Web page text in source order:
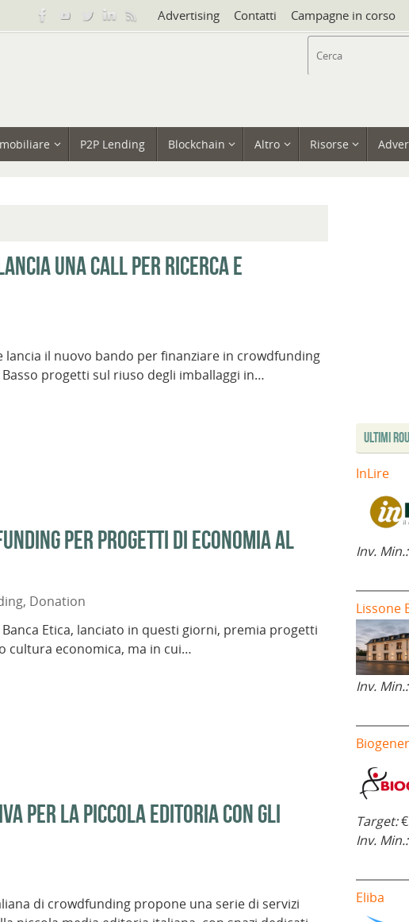
Advertising Contatti Campagne in corso
P2P Lending Blockchain Altro Risorse
una call per ricerca e
lancia il nuovo bando per finanziare in crowdfunding
progetti sul riuso degli imballaggi in…
per progetti di economia al
, Donation
Etica, lanciato in questi giorni, premia progetti
cultura economica, ma in cui…
per la piccola editoria con gli
di crowdfunding propone una serie di servizi
Ultimi
InLire
Inv. Min.:
Lissone
Inv. Min.:
Target:
Inv. Min.:
Eliba